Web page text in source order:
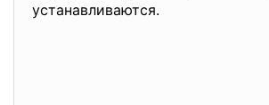
устанавливаются.